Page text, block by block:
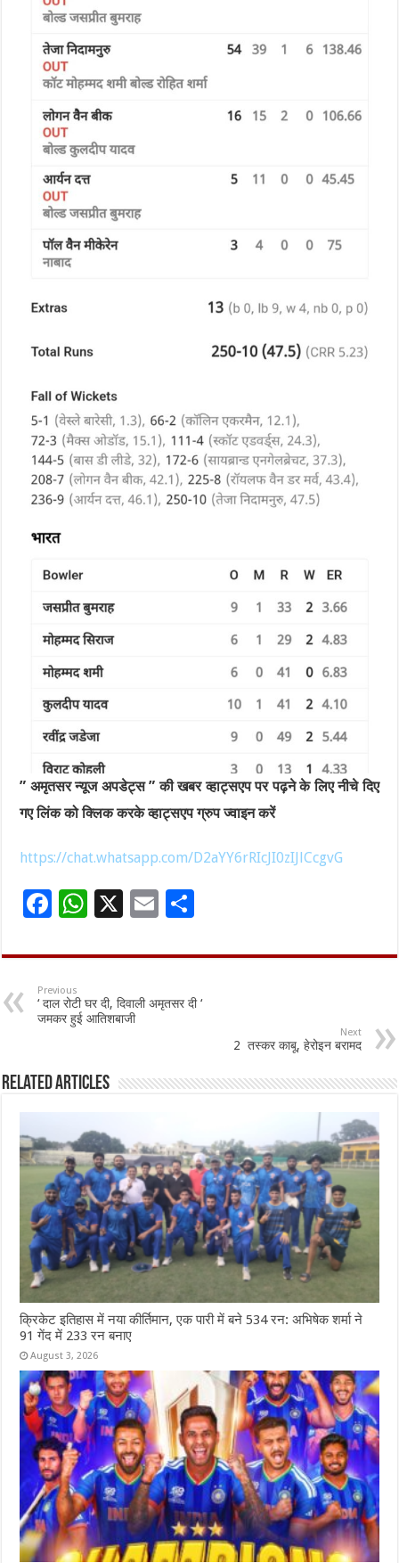
” अमृतसर न्यूज अपडेट्स ” की खबर व्हाट्सएप पर पढ़ने के लिए नीचे दिए
गए लिंक को क्लिक करके व्हाट्सएप ग्रुप ज्वाइन करें
https://chat.whatsapp.com/D2aYY6rRIcJI0zIJlCcgvG
F
e
b
o
k
W
at
sA
p
X
E
ai ar
e
Previous
‘ दाल रोटी घर दी, दिवाली अमृतसर दी ‘
जमकर हुई आतिशबाजी
Next
2 तस्कर काबू, हेरोइन बरामद
Related Articles
क्रिकेट इतिहास में नया कीर्तिमान, एक पारी में बने 534 रन: अभिषेक शर्मा ने
91 गेंद में 233 रन बनाए
August 3, 2026